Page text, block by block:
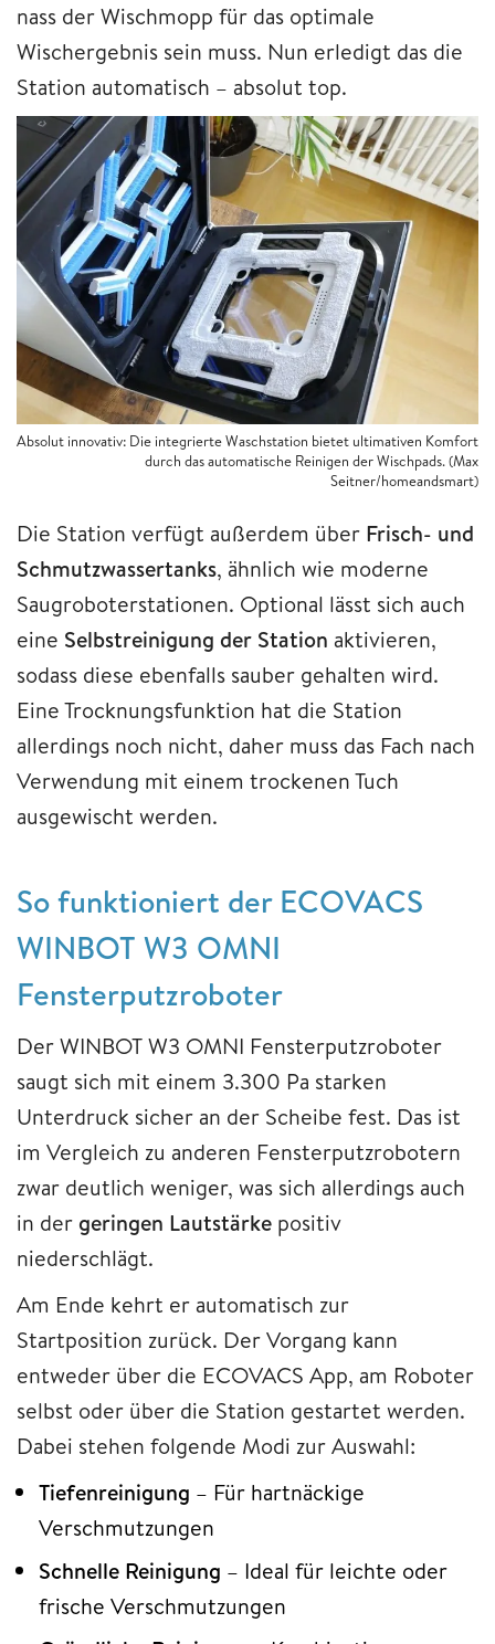
nass der Wischmopp für das optimale
Wischergebnis sein muss. Nun erledigt das die
Station automatisch – absolut top.
Absolut innovativ: Die integrierte Waschstation bietet ultimativen Komfort
durch das automatische Reinigen der Wischpads. (Max
Seitner/homeandsmart)
Die Station verfügt außerdem über Frisch- und
Schmutzwassertanks, ähnlich wie moderne
Saugroboterstationen. Optional lässt sich auch
eine Selbstreinigung der Station aktivieren,
sodass diese ebenfalls sauber gehalten wird.
Eine Trocknungsfunktion hat die Station
allerdings noch nicht, daher muss das Fach nach
Verwendung mit einem trockenen Tuch
ausgewischt werden.
So funktioniert der ECOVACS
WINBOT W3 OMNI
Fensterputzroboter
Der WINBOT W3 OMNI Fensterputzroboter
saugt sich mit einem 3.300 Pa starken
Unterdruck sicher an der Scheibe fest. Das ist
im Vergleich zu anderen Fensterputzrobotern
zwar deutlich weniger, was sich allerdings auch
in der geringen Lautstärke positiv
niederschlägt.
Am Ende kehrt er automatisch zur
Startposition zurück. Der Vorgang kann
entweder über die ECOVACS App, am Roboter
selbst oder über die Station gestartet werden.
Dabei stehen folgende Modi zur Auswahl:
Tiefenreinigung – Für hartnäckige
Verschmutzungen
Schnelle Reinigung – Ideal für leichte oder
frische Verschmutzungen